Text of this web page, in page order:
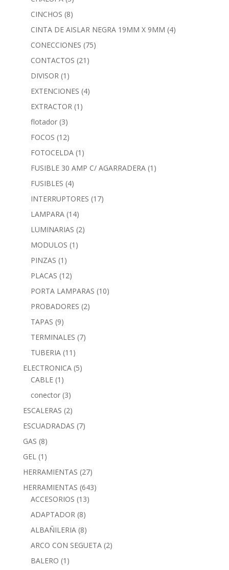
CINCHOS (8)
CINTA DE AISLAR NEGRA 19MM X 9MM (4)
CONECCIONES (75)
CONTACTOS (21)
DIVISOR (1)
EXTENCIONES (4)
EXTRACTOR (1)
flotador (3)
FOCOS (12)
FOTOCELDA (1)
FUSIBLE 30 AMP C/ AGARRADERA (1)
FUSIBLES (4)
INTERRUPTORES (17)
LAMPARA (14)
LUMINARIAS (2)
MODULOS (1)
PINZAS (1)
PLACAS (12)
PORTA LAMPARAS (10)
PROBADORES (2)
TAPAS (9)
TERMINALES (7)
TUBERIA (11)
ELECTRONICA (5)
CABLE (1)
conector (3)
ESCALERAS (2)
ESCUADRADAS (7)
GAS (8)
GEL (1)
HERRAMIENTAS (27)
HERRAMIENTAS (643)
ACCESORIOS (13)
ADAPTADOR (8)
ALBAÑILERIA (8)
ARCO CON SEGUETA (2)
BALERO (1)